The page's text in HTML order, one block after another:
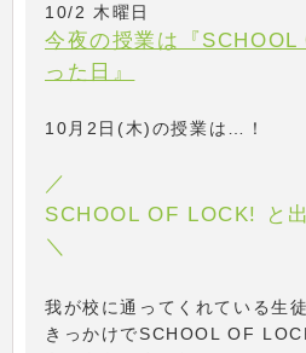
10/2 木曜日
今夜の授業は『
った日』
10月2日(木)の授業は…！
／
SCHOOL OF LOCK! と
＼
我が校に通ってくれている生
きっかけでSCHOOL OF